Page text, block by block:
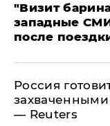
"Визит
западные
после
​Россия
— Reuters